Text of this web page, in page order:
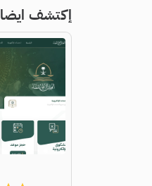
إكتشف ايضا